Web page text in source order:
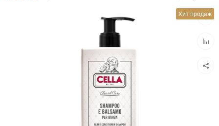
Хит продаж
в